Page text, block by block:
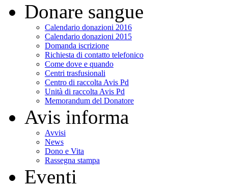
Donare sangue
Calendario donazioni 2016
Calendario donazioni 2015
Domanda iscrizione
Richiesta di contatto telefonico
Come dove e quando
Centri trasfusionali
Centro di raccolta Avis Pd
Unità di raccolta Avis Pd
Memorandum del Donatore
Avis informa
Avvisi
News
Dono e Vita
Rassegna stampa
Eventi